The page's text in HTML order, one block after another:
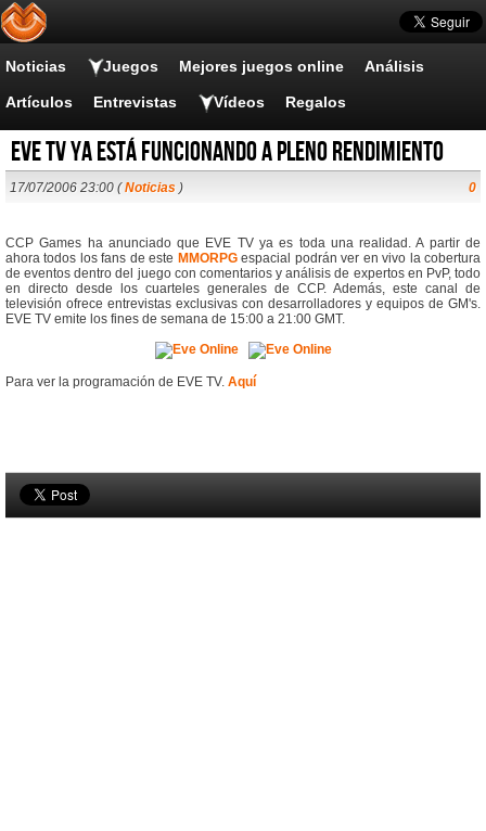
Noticias Juegos Mejores juegos online Análisis
Artículos Entrevistas Vídeos Regalos
EVE TV ya está funcionando a pleno rendimiento
17/07/2006 23:00 (Noticias ) 0
CCP Games ha anunciado que EVE TV ya es toda una realidad. A partir de
ahora todos los fans de este MMORPGespacial podrán ver en vivo la cobertura
de eventos dentro del juego con comentarios y análisis de expertos en PvP, todo
en directo desde los cuarteles generales de CCP. Además, este canal de
televisión ofrece entrevistas exclusivas con desarrolladores y equipos de GM's.
EVE TV emite los fines de semana de 15:00 a 21:00 GMT.
Para ver la programación de EVE TV. Aquí